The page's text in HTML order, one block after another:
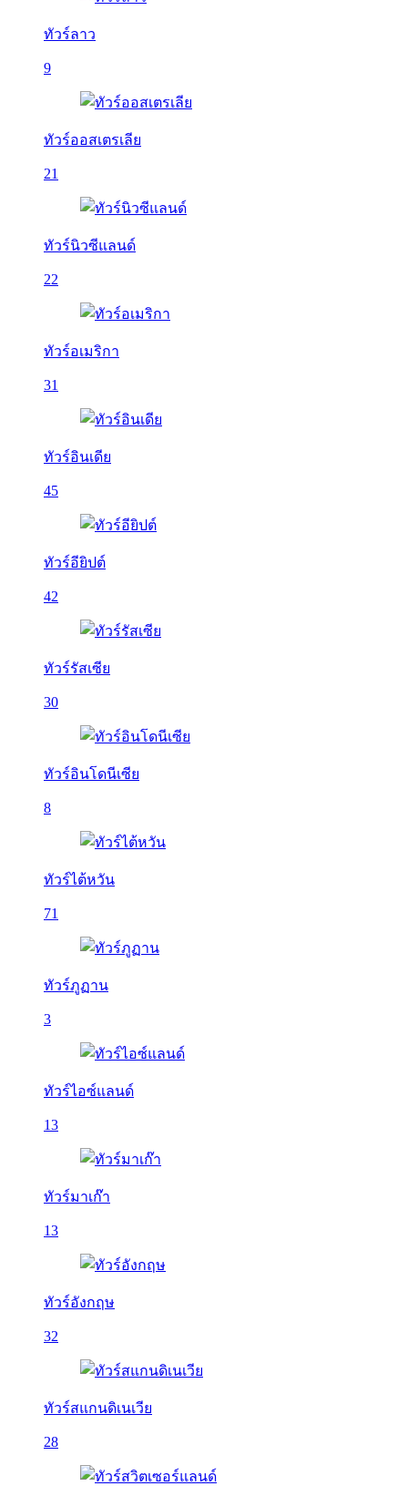
ทัวร์ลาว
9
ทัวร์ออสเตรเลีย
21
ทัวร์นิวซีแลนด์
22
ทัวร์อเมริกา
31
ทัวร์อินเดีย
45
ทัวร์อียิปต์
42
ทัวร์รัสเซีย
30
ทัวร์อินโดนีเซีย
8
ทัวร์ไต้หวัน
71
ทัวร์ภูฏาน
3
ทัวร์ไอซ์แลนด์
13
ทัวร์มาเก๊า
13
ทัวร์อังกฤษ
32
ทัวร์สแกนดิเนเวีย
28